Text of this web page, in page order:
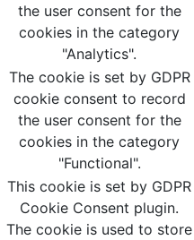
the user consent for the
cookies in the category
"Analytics".
The cookie is set by GDPR
cookie consent to record
the user consent for the
cookies in the category
"Functional".
This cookie is set by GDPR
Cookie Consent plugin.
The cookie is used to store